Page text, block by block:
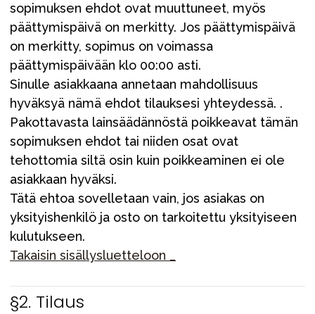
sopimuksen ehdot ovat muuttuneet, myös
päättymispäivä on merkitty. Jos päättymispäivä
on merkitty, sopimus on voimassa
päättymispäivään klo 00:00 asti.
Sinulle asiakkaana annetaan mahdollisuus
hyväksyä nämä ehdot tilauksesi yhteydessä. .
Pakottavasta lainsäädännöstä poikkeavat tämän
sopimuksen ehdot tai niiden osat ovat
tehottomia siltä osin kuin poikkeaminen ei ole
asiakkaan hyväksi.
Tätä ehtoa sovelletaan vain, jos asiakas on
yksityishenkilö ja osto on tarkoitettu yksityiseen
kulutukseen.
Takaisin sisällysluetteloon _
§2. Tilaus